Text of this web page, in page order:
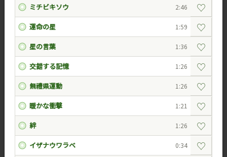
ミチビキソウ 2:46 ♡
運命の星 1:59 ♡
星の言葉 1:36 ♡
交錯する記憶 1:26 ♡
無禮県運動 1:26 ♡
暖かな衝撃 1:21 ♡
絆 1:26 ♡
イザナウワラベ 0:34 ♡